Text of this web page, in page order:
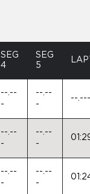
SEG
4
SEG
5
--.--
-
--.--
-
--
--.--
-
--.--
-
--.--
-
--.--
-